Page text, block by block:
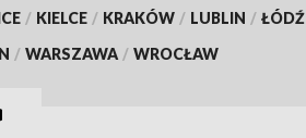
/ KIELCE / KRAKÓW / LUBLIN / ŁÓDŹ
/ WARSZAWA / WROCŁAW